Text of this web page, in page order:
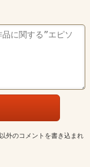
外のコメントを書き込まれ